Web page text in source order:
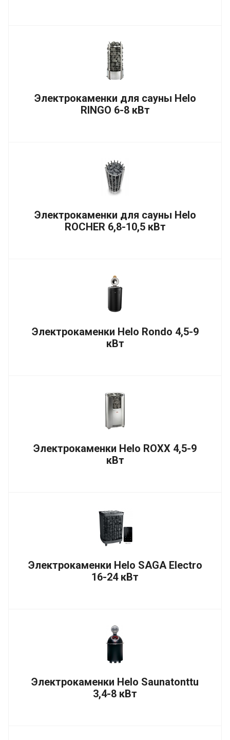
Электрокаменки для сауны Helo
RINGO 6-8 кВт
Электрокаменки для сауны Helo
ROCHER 6,8-10,5 кВт
Электрокаменки Helo Rondo 4,5-9
кВт
Электрокаменки Helo ROXX 4,5-9
кВт
Электрокаменки Helo SAGA Electro
16-24 кВт
Электрокаменки Helo Saunatonttu
3,4-8 кВт